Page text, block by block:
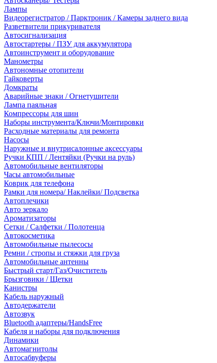
Лампы
Видеорегистратор / Парктроник / Камеры заднего вида
Разветвители прикуривателя
Автосигнализация
Автостартеры / ПЗУ для аккумулятора
Автоинструмент и оборудование
Манометры
Автономные отопители
Гайковерты
Домкраты
Аварийные знаки / Огнетушители
Лампа паяльная
Компрессоры для шин
Наборы инструмента/Ключи/Монтировки
Расходные материалы для ремонта
Насосы
Наружные и внутрисалонные аксессуары
Ручки КПП / Лентяйки (Ручки на руль)
Автомобильные вентиляторы
Часы автомобильные
Коврик для телефона
Рамки для номера/ Наклейки/ Подсветка
Автоплечики
Авто зеркало
Ароматизаторы
Сетки / Салфетки / Полотенца
Автокосметика
Автомобильные пылесосы
Ремни / стропы и стяжки для груза
Автомобильные антенны
Быстрый старт/Газ/Очиститель
Брызговики / Щетки
Канистры
Кабель наружный
Автодержатели
Автозвук
Bluetooth адаптеры/HandsFree
Кабеля и наборы для подключения
Динамики
Автомагнитолы
Автосабвуферы